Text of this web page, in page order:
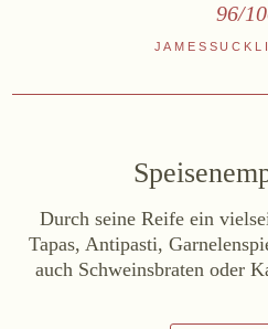
+43 2734 2172-0
96/
Durch seine Reife ein
Tapas, Antipasti,
auch Schweinsbraten oder